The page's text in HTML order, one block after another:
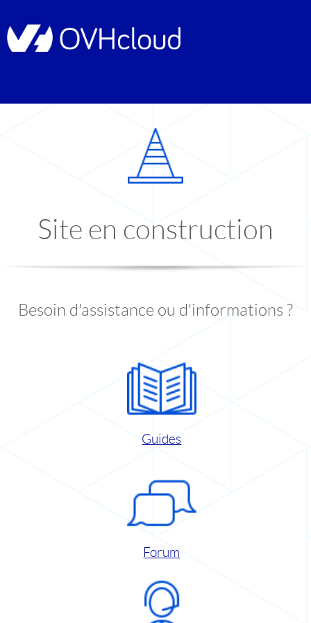
Site en construction
Besoin d'assistance ou d'informations ?
Guides
Forum